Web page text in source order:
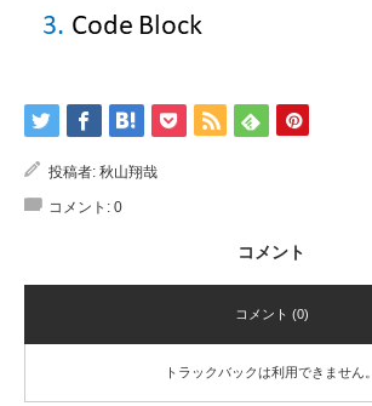
投稿者: 秋山翔哉
コメント: 0
コメント
コメント (0)
トラックバックは利用できません。